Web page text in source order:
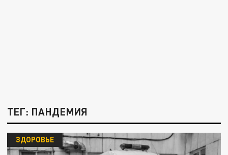
ТЕГ: ПАНДЕМИЯ
ЗДОРОВЬЕ